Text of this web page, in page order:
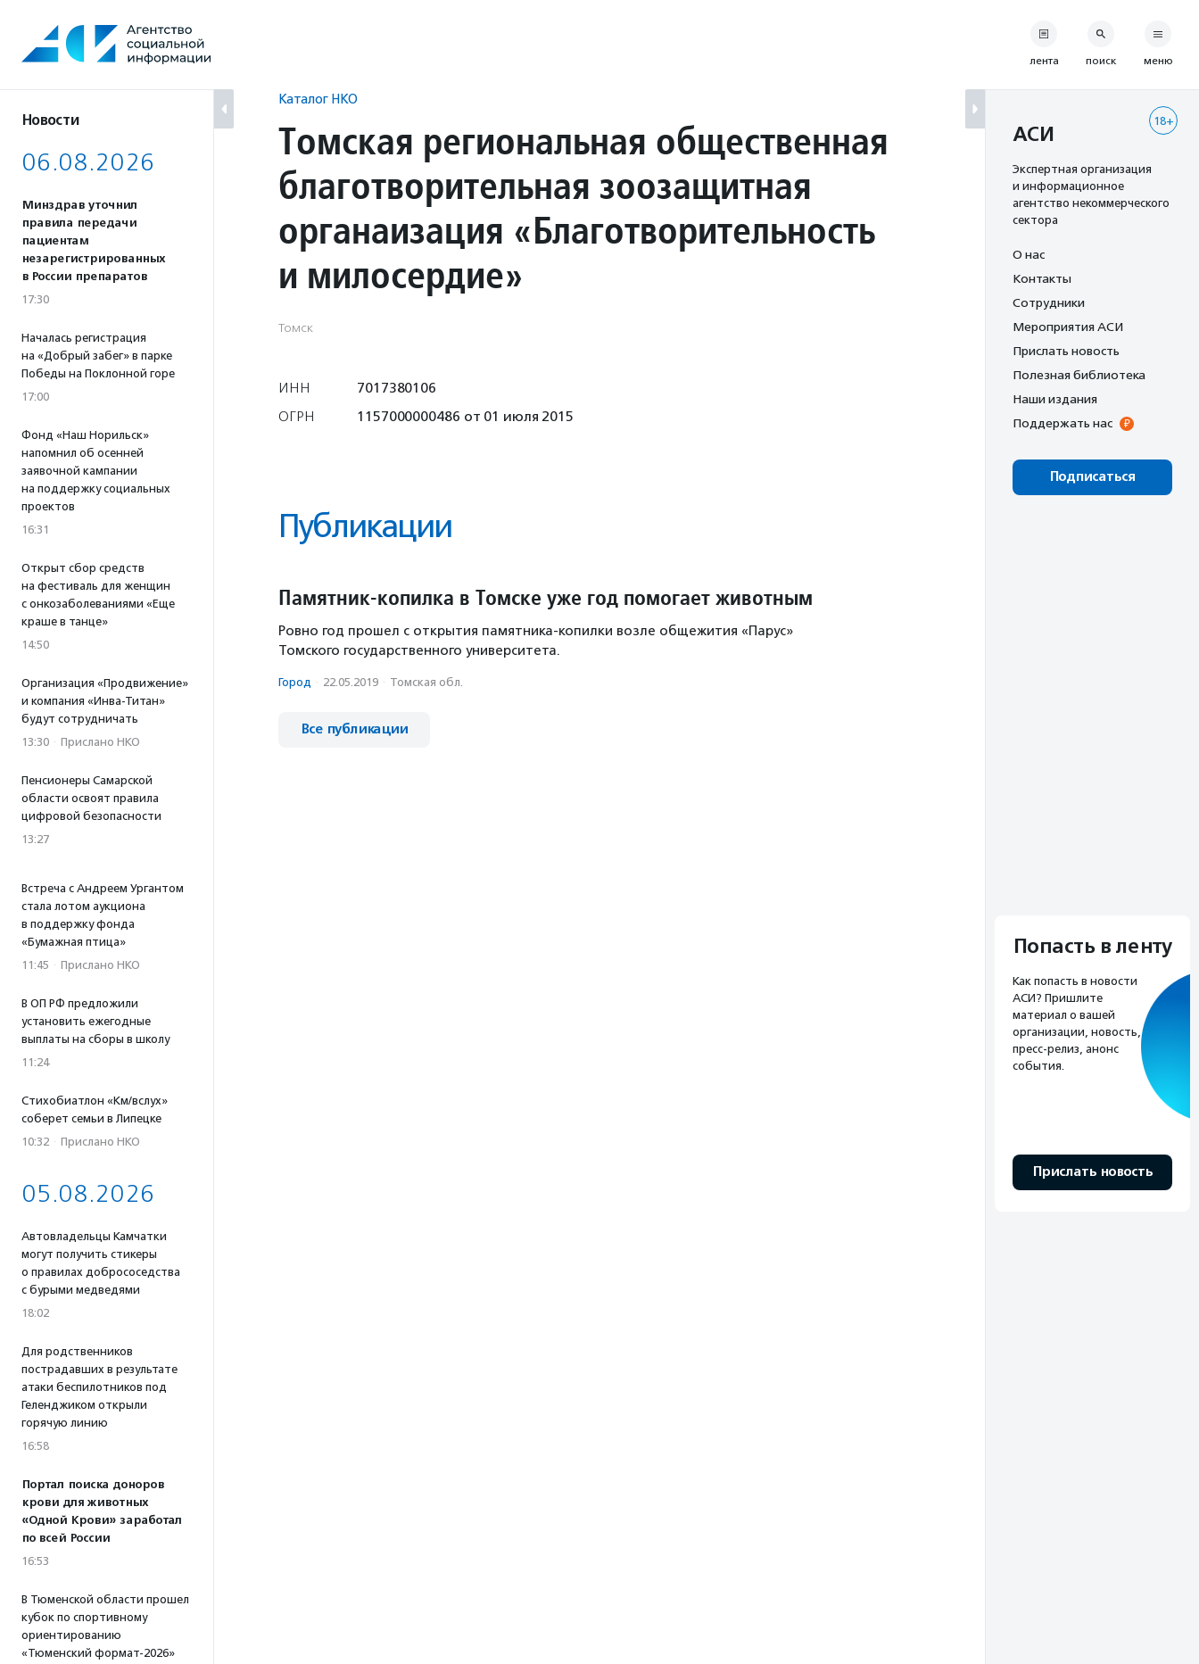
содержанию
Новости
06.08.2026
Минздрав уточнил
правила передачи
пациентам
незарегистрированных
в России препаратов
17:30
Началась регистрация
на «Добрый забег» в парке
Победы на Поклонной горе
17:00
Фонд «Наш Норильск»
напомнил об осенней
заявочной кампании
на поддержку социальных
проектов
16:31
Открыт сбор средств
на фестиваль для женщин
с онкозаболеваниями «Еще
краше в танце»
14:50
Организация «Продвижение»
и компания «Инва-Титан»
будут сотрудничать
13:30 · Прислано НКО
Пенсионеры Самарской
области освоят правила
цифровой безопасности
13:27
Встреча с Андреем Ургантом
стала лотом аукциона
в поддержку фонда
«Бумажная птица»
11:45 · Прислано НКО
В ОП РФ предложили
установить ежегодные
выплаты на сборы в школу
11:24
Стихобиатлон «Км/вслух»
соберет семьи в Липецке
10:32 · Прислано НКО
05.08.2026
Автовладельцы Камчатки
могут получить стикеры
о правилах добрососедства
с бурыми медведями
18:02
Для родственников
пострадавших в результате
атаки беспилотников под
Геленджиком открыли
горячую линию
16:58
Портал поиска доноров
крови для животных
«Одной Крови» заработал
по всей России
16:53
В Тюменской области прошел
кубок по спортивному
ориентированию
«Тюменский формат-2026»
Каталог НКО
Томская региональная общественная
благотворительная зоозащитная
органаизация «Благотворительность
и милосердие»
Томск
ИНН
7017380106
ОГРН
1157000000486 от 01 июля 2015
Публикации
Памятник-копилка в Томске уже год помогает животным
Ровно год прошел с открытия памятника-копилки возле общежития «Парус»
Томского государственного университета.
Город · 22.05.2019 · Томская обл.
Все публикации
лента поиск меню
18+
АСИ
Экспертная организация
и информационное
агентство некоммерческого
сектора
О нас
Контакты
Сотрудники
Мероприятия АСИ
Прислать новость
Полезная библиотека
Наши издания
Поддержать нас
Подписаться
Попасть в ленту
Как попасть в новости
АСИ? Пришлите
материал о вашей
организации, новость,
пресс-релиз, анонс
события.
Прислать новость